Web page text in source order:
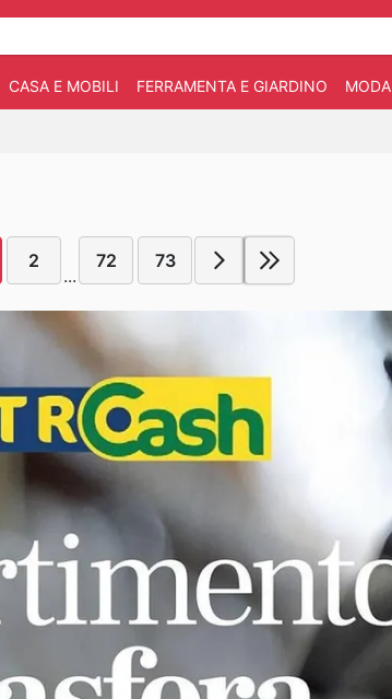
CASA E MOBILI FERRAMENTA E GIARDINO MODA
2
...
72 73